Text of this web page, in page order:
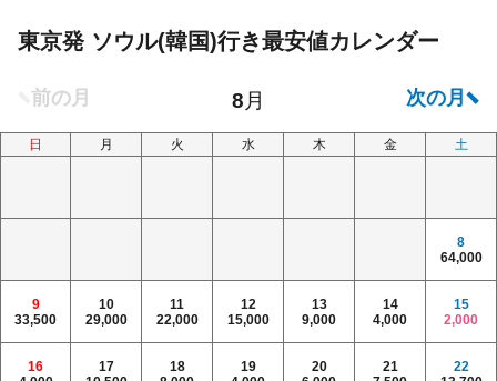
東京発 ソウル(韓国)行き最安値カレンダー
日 月 火 水 木 金 土
8
64,000
9
33,500
10
29,000
11
22,000
12
15,000
13
9,000
14
4,000
15
2,000
16
17
18
19
20
21
22